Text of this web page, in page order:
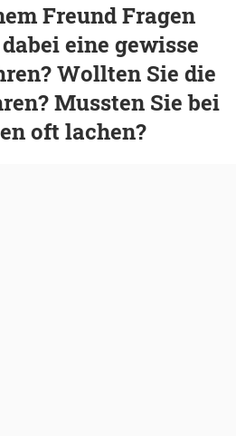
Freund Fragen
eine gewisse
Wollten Sie die
Mussten Sie bei
oft lachen?